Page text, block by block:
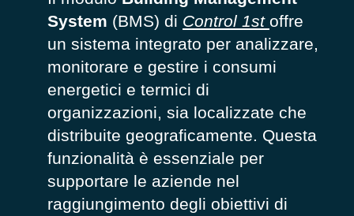
System (BMS) di Control 1st offre
un sistema integrato per analizzare,
monitorare e gestire i consumi
energetici e termici di
organizzazioni, sia localizzate che
distribuite geograficamente. Questa
funzionalità è essenziale per
supportare le aziende nel
raggiungimento degli obiettivi di